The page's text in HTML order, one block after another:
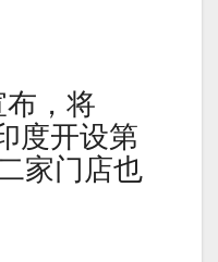
，将
度开设第
家门店也